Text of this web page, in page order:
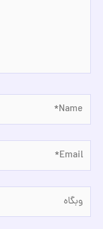
Email*
وبگاه